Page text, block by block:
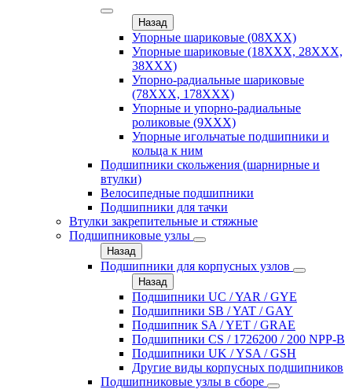
Назад
Упорные шариковые (08XXX)
Упорные шариковые (18XXX, 28XXХ,
38ХХХ)
Упорно-радиальные шариковые
(78XXX, 178ХХХ)
Упорные и упорно-радиальные
роликовые (9ХХХ)
Упорные игольчатые подшипники и
кольца к ним
Подшипники скольжения (шарнирные и
втулки)
Велосипедные подшипники
Подшипники для тачки
Втулки закрепительные и стяжные
Подшипниковые узлы
Назад
Подшипники для корпусных узлов
Назад
Подшипники UC / YAR / GYE
Подшипники SB / YAT / GAY
Подшипник SA / YET / GRAE
Подшипники CS / 1726200 / 200 NPP-B
Подшипники UK / YSA / GSH
Другие виды корпусных подшипников
Подшипниковые узлы в сборе